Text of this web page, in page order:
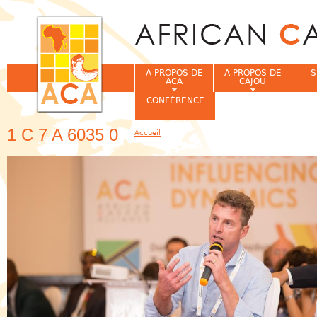
1 C 7 A 6035 0
A PROPOS DE
ACA
A PROPOS DE
CAJOU
CONFÉRENCE
Vous êtes ici
Accueil